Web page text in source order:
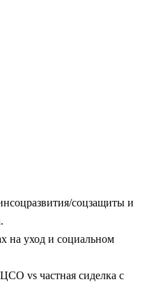
соцзащиты и
на уход и социальном
vs частная сиделка с